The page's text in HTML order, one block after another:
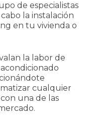
de especialistas
la instalación
en tu vivienda o
la labor de
cualquier
una de las